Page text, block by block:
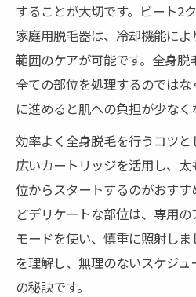
することが大切です。ビート2
家庭用脱毛器は、冷却機能に
範囲のケアが可能です。全身
全ての部位を処理するのでは
に進めると肌への負担が少なく
効率よく全身脱毛を行うコツ
広いカートリッジを活用し、
位からスタートするのがおす
どデリケートな部位は、専用
モードを使い、慎重に照射し
を理解し、無理のないスケジ
の秘訣です。